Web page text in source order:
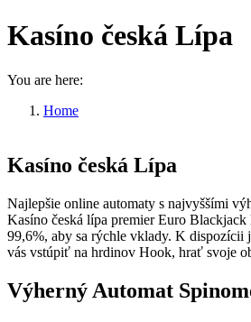
Kasíno česká Lípa
You are here:
Home
Kasíno česká Lípa
Najlepšie online automaty s najvyššími
Kasíno česká lípa premier Euro
99,6%, aby sa rýchle vklady. K dispozícii
vás vstúpiť na hrdinov Hook, hrať svoje
Výherný Automat